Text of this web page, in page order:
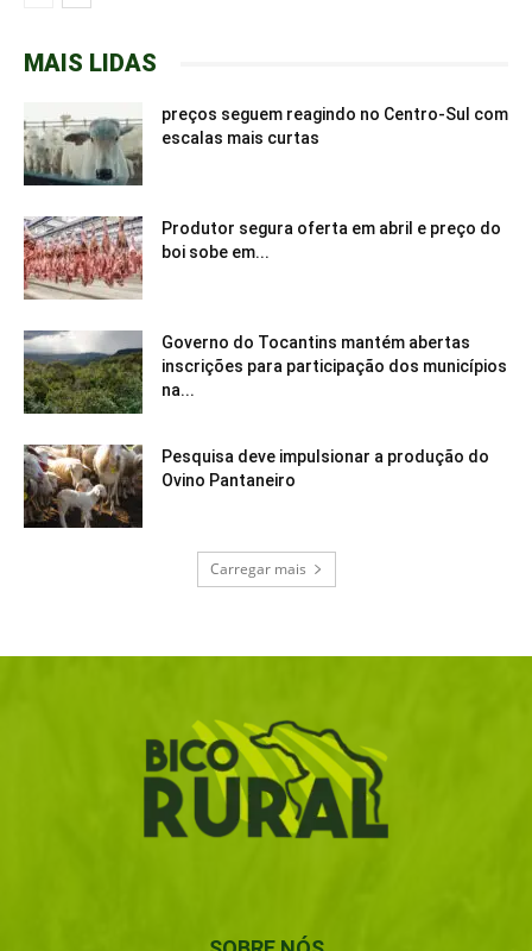
MAIS LIDAS
preços seguem reagindo no Centro-Sul com
escalas mais curtas
Produtor segura oferta em abril e preço do
boi sobe em...
Governo do Tocantins mantém abertas
inscrições para participação dos municípios
na...
Pesquisa deve impulsionar a produção do
Ovino Pantaneiro
Carregar mais